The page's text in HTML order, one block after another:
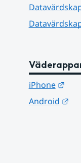
iPhone
Android